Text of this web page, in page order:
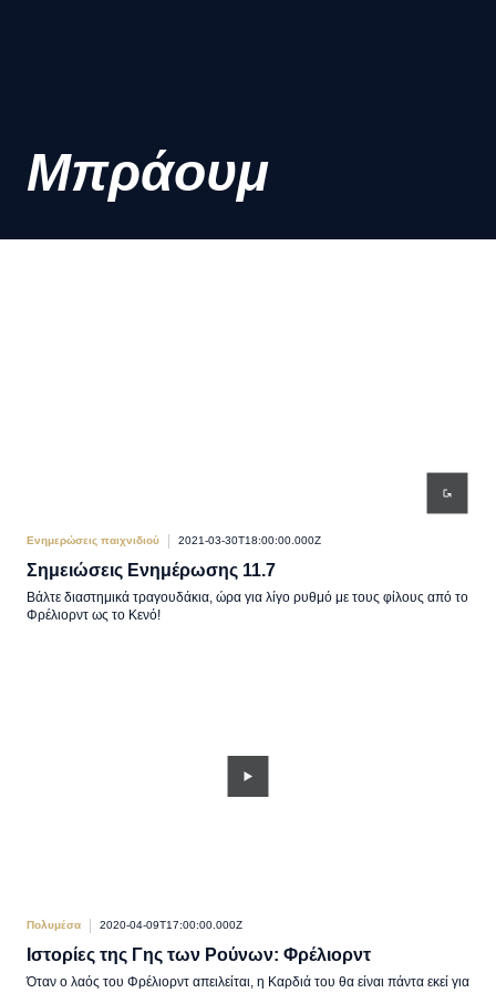
Μπράουμ
Ενημερώσεις παιχνιδιού 2021-03-30T18:00:00.000Z
Σημειώσεις Ενημέρωσης 11.7
Βάλτε διαστημικά τραγουδάκια, ώρα για λίγο ρυθμό με τους φίλους από το
Φρέλιορντ ως το Κενό!
Πολυμέσα 2020-04-09T17:00:00.000Z
Ιστορίες της Γης των Ρούνων: Φρέλιορντ
Όταν ο λαός του Φρέλιορντ απειλείται, η Καρδιά του θα είναι πάντα εκεί για